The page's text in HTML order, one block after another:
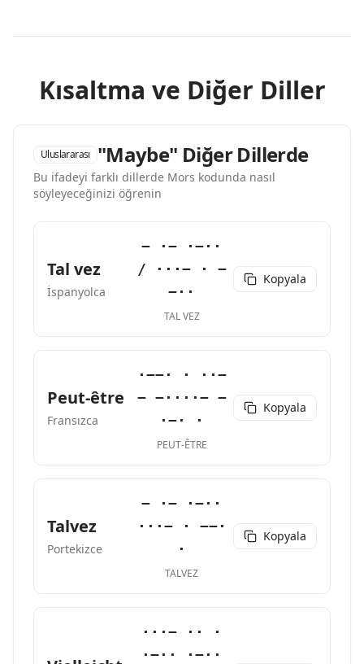
Kısaltma ve Diğer Diller
Uluslararası "Maybe" Diğer Dillerde
Bu ifadeyi farklı dillerde Mors kodunda nasıl
söyleyeceğinizi öğrenin
Tal vez
İspanyolca
− ·− ·−··
/ ···− · −
−··
TAL VEZ
Kopyala
Peut-être
Fransızca
·−−· · ··−
− −····− −
·−· ·
PEUT-ÊTRE
Kopyala
Talvez
Portekizce
− ·− ·−··
···− · −−·
·
TALVEZ
Kopyala
···− ·· ·
·−·· ·−··